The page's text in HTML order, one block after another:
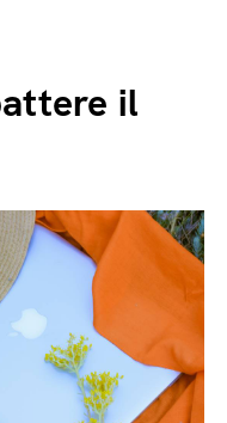
il